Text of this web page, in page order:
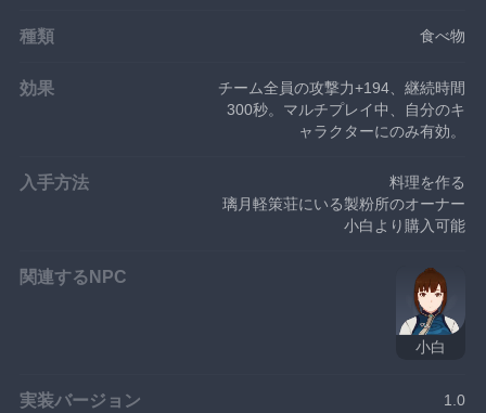
種類 食べ物
効果
チーム全員の攻撃力+194、継続時間
300秒。マルチプレイ中、自分のキ
ャラクターにのみ有効。
入手方法
料理を作る
璃月軽策荘にいる製粉所のオーナー
小白より購入可能
関連するNPC
小白
実装バージョン 1.0